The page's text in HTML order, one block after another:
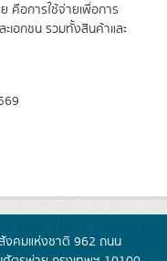
คือการใช้จ่ายเพื่อการ
เอกชน รวมทั้งสินค้าและ
งคมแห่งชาติ 962 ถนน